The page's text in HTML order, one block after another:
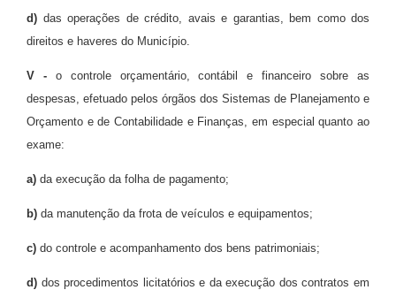
d) das operações de crédito, avais e garantias, bem como dos
direitos e haveres do Município.
V -o controle orçamentário, contábil e financeiro sobre as
despesas, efetuado pelos órgãos dos Sistemas de Planejamento e
Orçamento e de Contabilidade e Finanças, em especial quanto ao
exame:
a) da execução da folha de pagamento;
b) da manutenção da frota de veículos e equipamentos;
c) do controle e acompanhamento dos bens patrimoniais;
d) dos procedimentos licitatórios e da execução dos contratos em